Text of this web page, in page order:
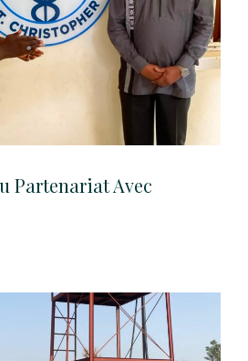
Partenariat Avec